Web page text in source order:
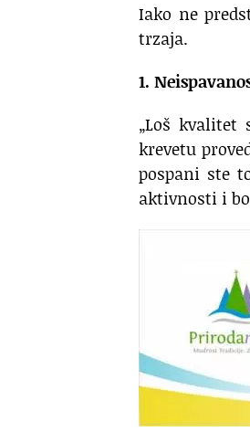
Iako ne
trzaja.
1.
„Loš kvalitet
krevetu
pospani ste
aktivnosti i